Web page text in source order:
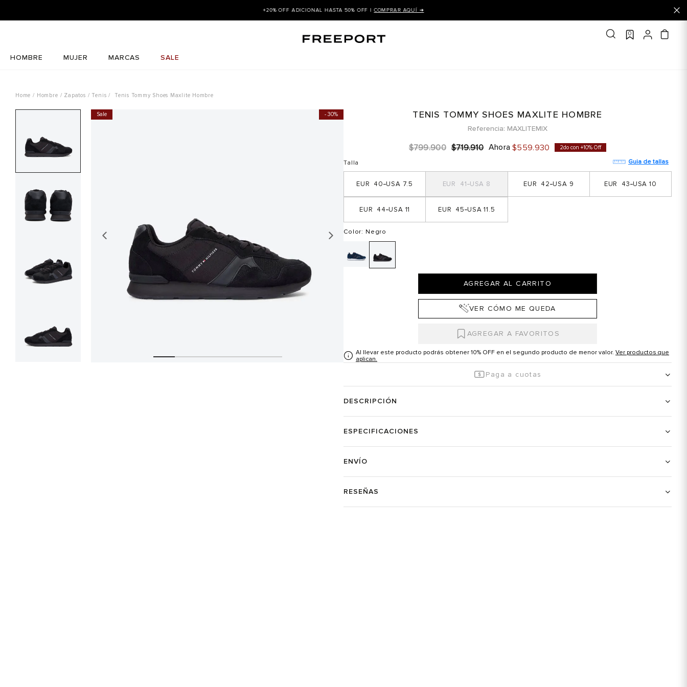
+20% OFF ADICIONAL HASTA 50% OFF |COMPRAR AQUÍ ➜
0
HOMBRE MUJER MARCAS SALE
Hombre Zapatos Tenis Tenis Tommy Shoes Maxlite Hombre
30%
Sale TENIS TOMMY SHOES MAXLITE HOMBRE
Referencia MAXLITEMIX
$799.900 $719.910 Ahora $559.930 2do con +10% Off
Talla Guia de tallas
7.5
40 8
41 9
42 10
43
11
44 11.5
45
Color: Negro
AGREGAR AL CARRITO
VER CÓMO ME QUEDA
Al llevar este producto podrás obtener 10% OFF en el segundo producto de menor valor. Ver productos que
aplican.
Paga a cuotas
DESCRIPCIÓN
ESPECIFICACIONES
ENVÍO
RESEÑAS